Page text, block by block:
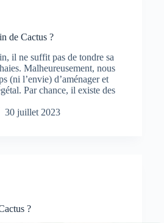
de Cactus ?
il ne suffit pas de tondre sa
Malheureusement, nous
(ni l’envie) d’aménager et
Par chance, il existe des
30 juillet 2023
?